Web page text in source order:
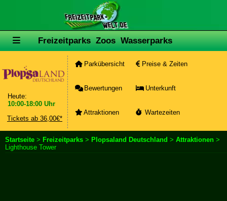
Freizeitparks Zoos Wasserparks
Heute:
10:00-18:00 Uhr
Tickets ab 36,00€*
Parkübersicht Preise & Zeiten
Bewertungen Unterkunft
Attraktionen Wartezeiten
Startseite > Freizeitparks > Plopsaland Deutschland > Attraktionen >
Lighthouse Tower